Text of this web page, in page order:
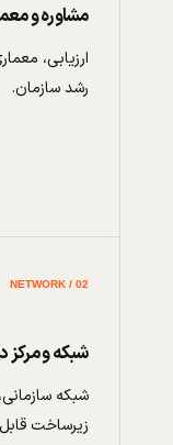
مشاوره و
ارزیابی،
رشد سازمان.
02 / NETWORK
شبکه و مرکز
شبکه
زیرساخت